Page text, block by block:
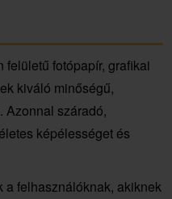
felületű fotópapír, grafikai
kiváló minőségű,
Azonnal száradó,
képélességet és
felhasználóknak, akiknek